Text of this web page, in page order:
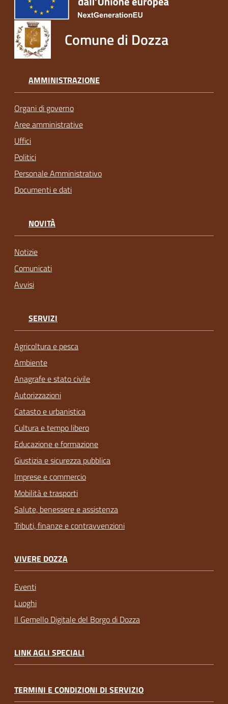
Comune di Dozza
AMMINISTRAZIONE
Organi di governo
Aree amministrative
Uffici
Politici
Personale Amministrativo
Documenti e dati
NOVITÀ
Notizie
Comunicati
Avvisi
SERVIZI
Agricoltura e pesca
Ambiente
Anagrafe e stato civile
Autorizzazioni
Catasto e urbanistica
Cultura e tempo libero
Educazione e formazione
Giustizia e sicurezza pubblica
Imprese e commercio
Mobilità e trasporti
Salute, benessere e assistenza
Tributi, finanze e contravvenzioni
VIVERE DOZZA
Eventi
Luoghi
Il Gemello Digitale del Borgo di Dozza
LINK AGLI SPECIALI
TERMINI E CONDIZIONI DI SERVIZIO